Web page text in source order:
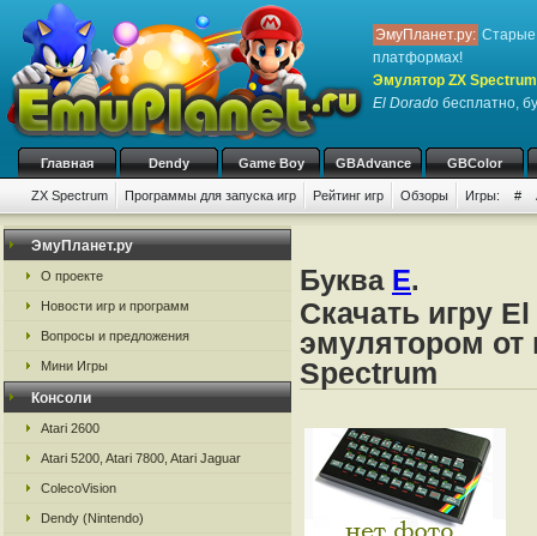
ЭмуПланет.ру: Старые
платформах!
Эмулятор ZX
El Dorado бесплатно,
Главная Dendy Game Boy GBAdvance GBColor
ZX Spectrum Программы для запуска игр Рейтинг игр Обзоры Игры: #
ЭмуПланет.ру
О проекте
Новости игр и программ
Вопросы и предложения
Мини Игры
Консоли
Atari 2600
Atari 5200, Atari 7800, Atari Jaguar
ColecoVision
Dendy (Nintendo)
Буква E.
Скачать игру
эмулятором от
Spectrum